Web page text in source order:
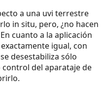
a una uvi terrestre
in situ, pero, ¿no hacen
cuanto a la aplicación
igual, con
desestabiliza sólo
del aparataje de